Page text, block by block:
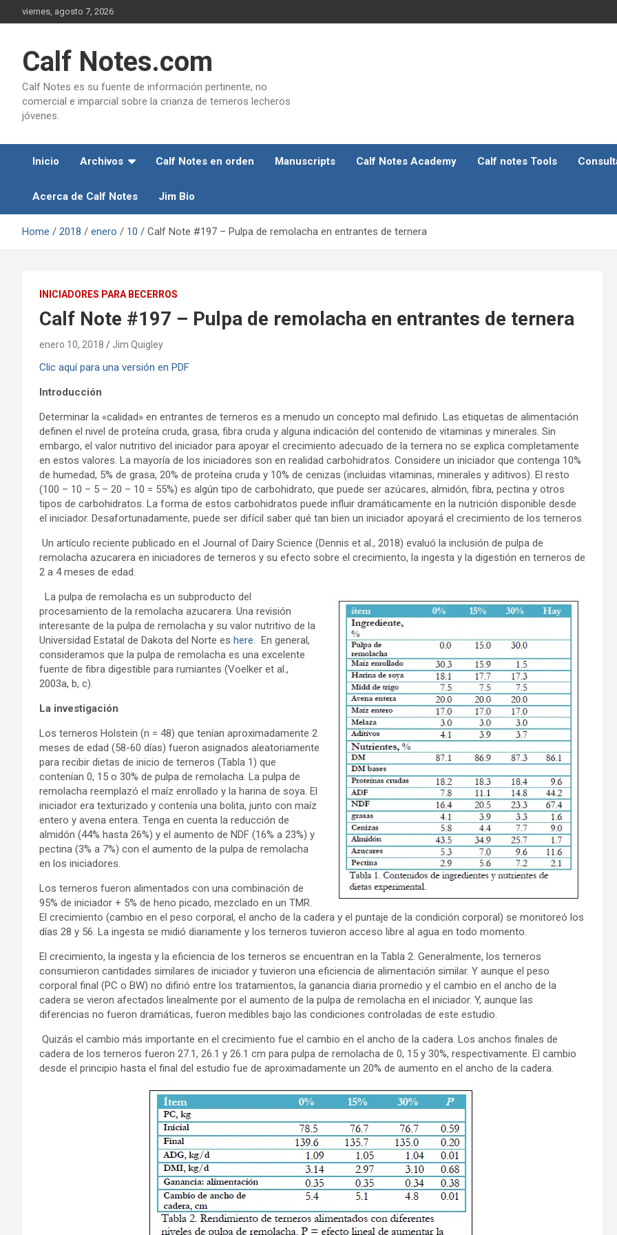
to
viernes, agosto 7, 2026
Calf Notes.com
Calf Notes es su fuente de información pertinente, no
comercial e imparcial sobre la crianza de terneros lecheros
jóvenes.
Inicio Archivos Calf Notes en orden Manuscripts Calf Notes Academy Calf notes Tools
Acerca de Calf Notes Jim Bio
Home 2018 enero 10 Calf Note #197 – Pulpa de remolacha en entrantes de ternera
INICIADORES PARA BECERROS
Calf Note #197 – Pulpa de remolacha en entrantes de ternera
enero 10, 2018 Jim Quigley
Clic aquí para una versión en PDF
Introducción
Determinar la «calidad» en entrantes de terneros es a menudo un concepto mal definido. Las etiquetas de alimentación
definen el nivel de proteína cruda, grasa, fibra cruda y alguna indicación del contenido de vitaminas y minerales. Sin
embargo, el valor nutritivo del iniciador para apoyar el crecimiento adecuado de la ternera no se explica completamente
en estos valores. La mayoría de los iniciadores son en realidad carbohidratos. Considere un iniciador que contenga 10%
de humedad, 5% de grasa, 20% de proteína cruda y 10% de cenizas (incluidas vitaminas, minerales y aditivos). El resto
(100 – 10 – 5 – 20 – 10 = 55%) es algún tipo de carbohidrato, que puede ser azúcares, almidón, fibra, pectina y otros
tipos de carbohidratos. La forma de estos carbohidratos puede influir dramáticamente en la nutrición disponible desde
el iniciador. Desafortunadamente, puede ser difícil saber qué tan bien un iniciador apoyará el crecimiento de los terneros.
Un artículo reciente publicado en el Journal of Dairy Science (Dennis et al., 2018) evaluó la inclusión de pulpa de
remolacha azucarera en iniciadores de terneros y su efecto sobre el crecimiento, la ingesta y la digestión en terneros de
2 a 4 meses de edad.
La pulpa de remolacha es un subproducto del
procesamiento de la remolacha azucarera. Una revisión
interesante de la pulpa de remolacha y su valor nutritivo de la
Universidad Estatal de Dakota del Norte es here. En general,
consideramos que la pulpa de remolacha es una excelente
fuente de fibra digestible para rumiantes (Voelker et al.,
2003a, b, c).
La investigación
Los terneros Holstein (n = 48) que tenían aproximadamente 2
meses de edad (58-60 días) fueron asignados aleatoriamente
para recibir dietas de inicio de terneros (Tabla 1) que
contenían 0, 15 o 30% de pulpa de remolacha. La pulpa de
remolacha reemplazó el maíz enrollado y la harina de soya. El
iniciador era texturizado y contenía una bolita, junto con maíz
entero y avena entera. Tenga en cuenta la reducción de
almidón (44% hasta 26%) y el aumento de NDF (16% a 23%) y
pectina (3% a 7%) con el aumento de la pulpa de remolacha
en los iniciadores.
Los terneros fueron alimentados con una combinación de
95% de iniciador + 5% de heno picado, mezclado en un TMR.
El crecimiento (cambio en el peso corporal, el ancho de la cadera y el puntaje de la condición corporal) se monitoreó los
días 28 y 56. La ingesta se midió diariamente y los terneros tuvieron acceso libre al agua en todo momento.
El crecimiento, la ingesta y la eficiencia de los terneros se encuentran en la Tabla 2. Generalmente, los terneros
consumieron cantidades similares de iniciador y tuvieron una eficiencia de alimentación similar. Y aunque el peso
corporal final (PC o BW) no difirió entre los tratamientos, la ganancia diaria promedio y el cambio en el ancho de la
cadera se vieron afectados linealmente por el aumento de la pulpa de remolacha en el iniciador. Y, aunque las
diferencias no fueron dramáticas, fueron medibles bajo las condiciones controladas de este estudio.
Quizás el cambio más importante en el crecimiento fue el cambio en el ancho de la cadera. Los anchos finales de
cadera de los terneros fueron 27.1, 26.1 y 26.1 cm para pulpa de remolacha de 0, 15 y 30%, respectivamente. El cambio
desde el principio hasta el final del estudio fue de aproximadamente un 20% de aumento en el ancho de la cadera.